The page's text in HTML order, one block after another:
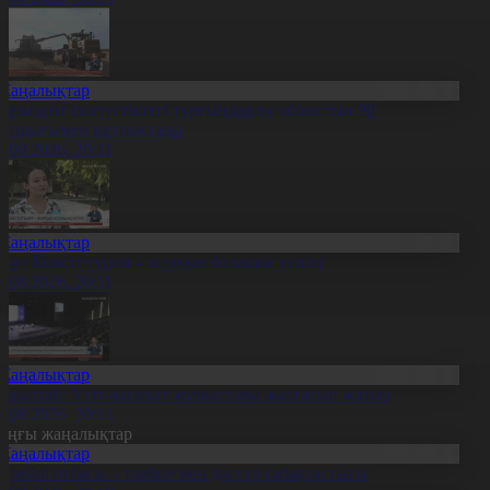
солтүстіктегі тұрғындарды облыстың 90
құттықтады
20:11
Конституция – жарқын болашақ кепілі
20:11
Үгіт-насихат жұмыстары жалғасып жатыр
20:01
жаңалықтар
отбасы – тәрбие мен дәстүр сабақтастығы